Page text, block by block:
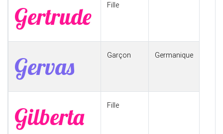
Gertrude Fille
Gervas Garçon Germanique
Gilberta Fille